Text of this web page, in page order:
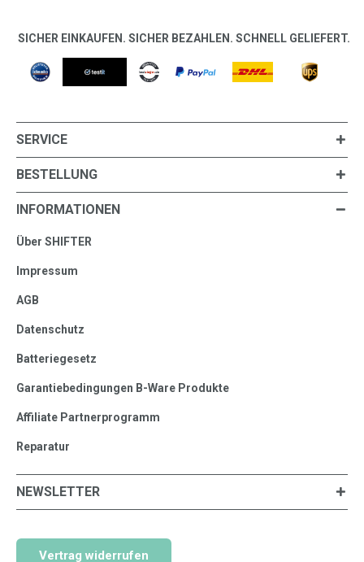
SICHER EINKAUFEN. SICHER BEZAHLEN. SCHNELL GELIEFERT.
SERVICE
BESTELLUNG
INFORMATIONEN
Über SHIFTER
Impressum
AGB
Datenschutz
Batteriegesetz
Garantiebedingungen B-Ware Produkte
Affiliate Partnerprogramm
Reparatur
NEWSLETTER
Vertrag widerrufen